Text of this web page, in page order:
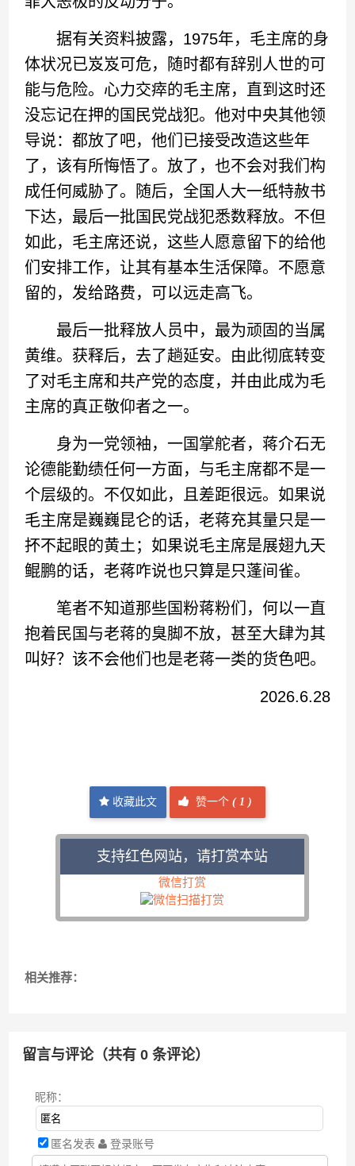
据有关资料披露，1975年，毛主席的身
体状况已岌岌可危，随时都有辞别人世的可
能与危险。心力交瘁的毛主席，直到这时还
没忘记在押的国民党战犯。他对中央其他领
导说：都放了吧，他们已接受改造这些年
了，该有所悔悟了。放了，也不会对我们构
成任何威胁了。随后，全国人大一纸特赦书
下达，最后一批国民党战犯悉数释放。不但
如此，毛主席还说，这些人愿意留下的给他
们安排工作，让其有基本生活保障。不愿意
留的，发给路费，可以远走高飞。
最后一批释放人员中，最为顽固的当属
黄维。获释后，去了趟延安。由此彻底转变
了对毛主席和共产党的态度，并由此成为毛
主席的真正敬仰者之一。
身为一党领袖，一国掌舵者，蒋介石无
论德能勤绩任何一方面，与毛主席都不是一
个层级的。不仅如此，且差距很远。如果说
毛主席是巍巍昆仑的话，老蒋充其量只是一
抔不起眼的黄土；如果说毛主席是展翅九天
鲲鹏的话，老蒋咋说也只算是只蓬间雀。
笔者不知道那些国粉蒋粉们，何以一直
抱着民国与老蒋的臭脚不放，甚至大肆为其
叫好？该不会他们也是老蒋一类的货色吧。
2026.6.28
收藏此文 赞一个 (1 )
支持红色网站，请打赏本站
微信打赏
相关推荐：
留言与评论（共有0 条评论）
昵称：
匿名发表 登录账号